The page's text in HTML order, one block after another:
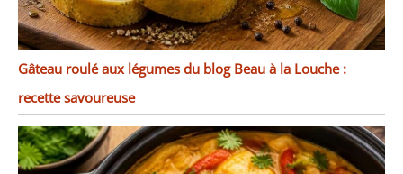
Gâteau roulé aux légumes du blog Beau à la Louche :
recette savoureuse